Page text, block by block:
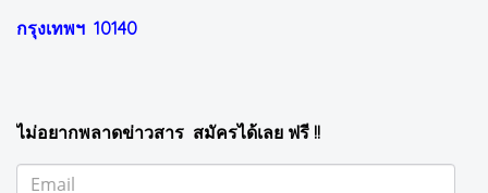
กรุงเทพฯ 10140
ไม่อยากพลาดข่าวสาร สมัครได้เลย ฟรี !!